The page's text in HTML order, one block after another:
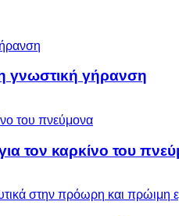
γνωστική γήρανση
τον καρκίνο του